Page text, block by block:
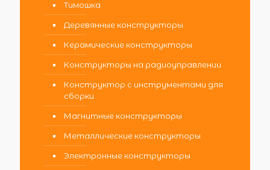
Тимошка
Деревянные конструкторы
Керамические конструкторы
Конструкторы на радиоуправлении
Конструктор с инструментами для
сборки
Магнитные конструкторы
Металлические конструкторы
Электронные конструкторы